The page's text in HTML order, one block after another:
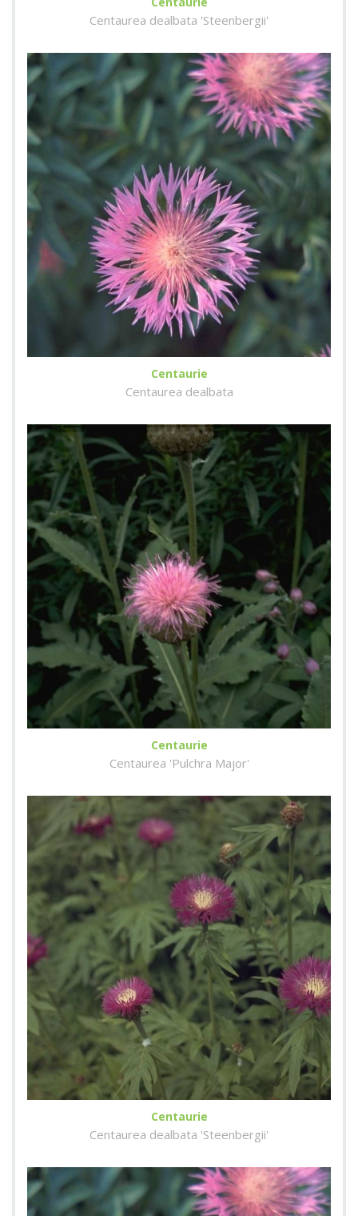
Centaurea dealbata 'Steenbergii'
Centaurie
Centaurea dealbata
Centaurie
Centaurea 'Pulchra Major'
Centaurie
Centaurea dealbata 'Steenbergii'